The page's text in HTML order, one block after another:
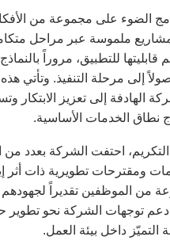
الضوء على مجموعة من الأفكار
ملموسة عبر مراحل
قابليتها للتطبيق، مروراً
إلى مرحلة التنفيذ. وتأتي
الهادفة إلى تعزيز الابتكار
نطاق الخدمات الأساسية.
احتفت الشركة بعدد من
ومقترحات تطويرية ذات أثر
من الموظفين تقديراً لجهودهم
توجهات الشركة نحو تطوير
التميّز داخل بيئة العمل.